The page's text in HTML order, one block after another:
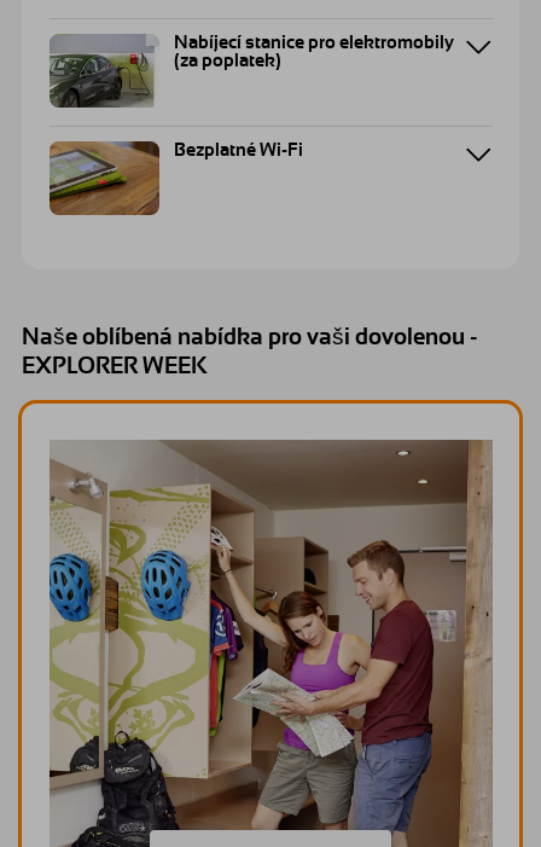
Nabíjecí stanice pro elektromobily
(za poplatek)
Bezplatné Wi-Fi
Naše oblíbená nabídka pro vaši dovolenou -
EXPLORER WEEK